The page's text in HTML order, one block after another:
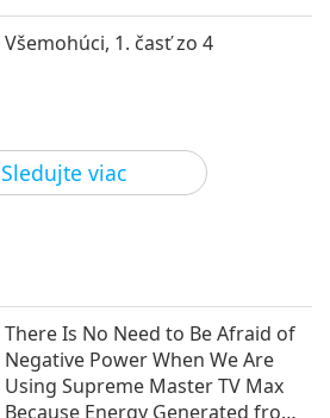
Sledujte viac
Všemohúci, 1. časť zo 4
2020-10-14 8961
Život Pána Mahavíru: Chandanine
okovy rozpadnuté na kúsky, 1.
There Is No Need to Be Afraid of
Negative Power When We Are
Using Supreme Master TV Max
Because Energy Generated from